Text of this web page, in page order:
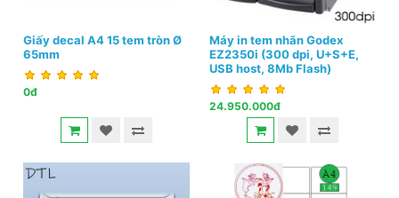
Giấy decal A4 15 tem tròn Ø
65mm
0đ
Máy in tem nhãn Godex
EZ2350i (300 dpi, U+S+E,
USB host, 8Mb Flash)
24.950.000đ